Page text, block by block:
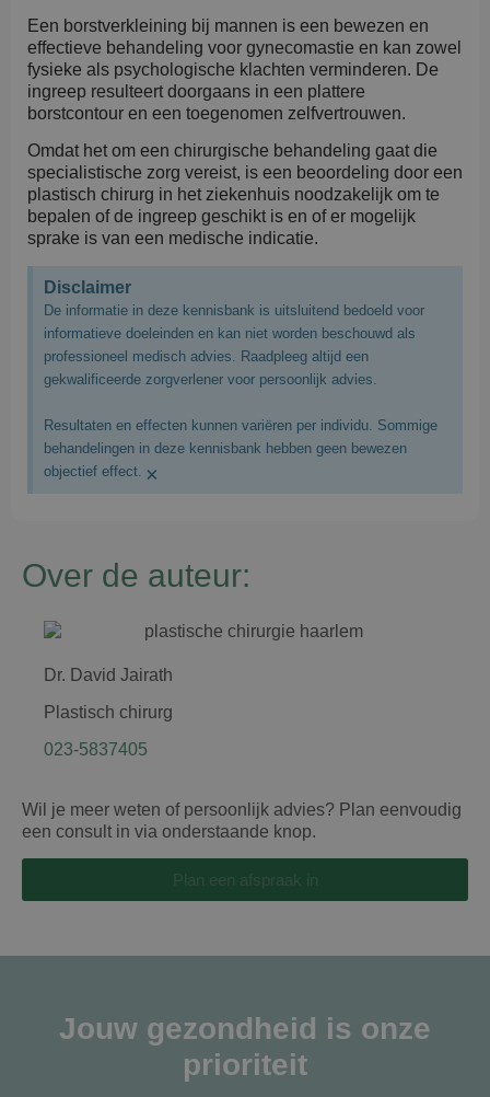
Een borstverkleining bij mannen is een bewezen en
effectieve behandeling voor gynecomastie en kan zowel
fysieke als psychologische klachten verminderen. De
ingreep resulteert doorgaans in een plattere
borstcontour en een toegenomen zelfvertrouwen.
Omdat het om een chirurgische behandeling gaat die
specialistische zorg vereist, is een beoordeling door een
plastisch chirurg in het ziekenhuis noodzakelijk om te
bepalen of de ingreep geschikt is en of er mogelijk
sprake is van een medische indicatie.
Disclaimer
De informatie in deze kennisbank is uitsluitend bedoeld voor
informatieve doeleinden en kan niet worden beschouwd als
professioneel medisch advies. Raadpleeg altijd een
gekwalificeerde zorgverlener voor persoonlijk advies.
Resultaten en effecten kunnen variëren per individu. Sommige
behandelingen in deze kennisbank hebben geen bewezen
objectief effect. ×
Over de auteur:
Dr. David Jairath
Plastisch chirurg
023-5837405
Wil je meer weten of persoonlijk advies? Plan eenvoudig
een consult in via onderstaande knop.
Jouw gezondheid is onze
prioriteit